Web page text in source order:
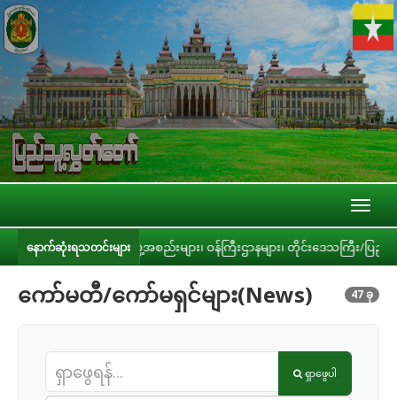
နောက်ဆုံးရသတင်းများ
စုအဆင့် အဖွဲ့အစည်းများ၊ ဝန်ကြီးဌာနများ၊ တိုင်းဒေသကြီး/ပြည်နယ် အစိုး
ကော်မတီ/ကော်မရှင်များ(News) 47 ခု
ရှာဖွေပါ